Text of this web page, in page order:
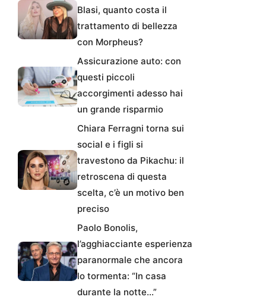
Blasi, quanto costa il
trattamento di bellezza
con Morpheus?
Assicurazione auto: con
questi piccoli
accorgimenti adesso hai
un grande risparmio
Chiara Ferragni torna sui
social e i figli si
travestono da Pikachu: il
retroscena di questa
scelta, c’è un motivo ben
preciso
Paolo Bonolis,
l’agghiacciante esperienza
paranormale che ancora
lo tormenta: “In casa
durante la notte…”